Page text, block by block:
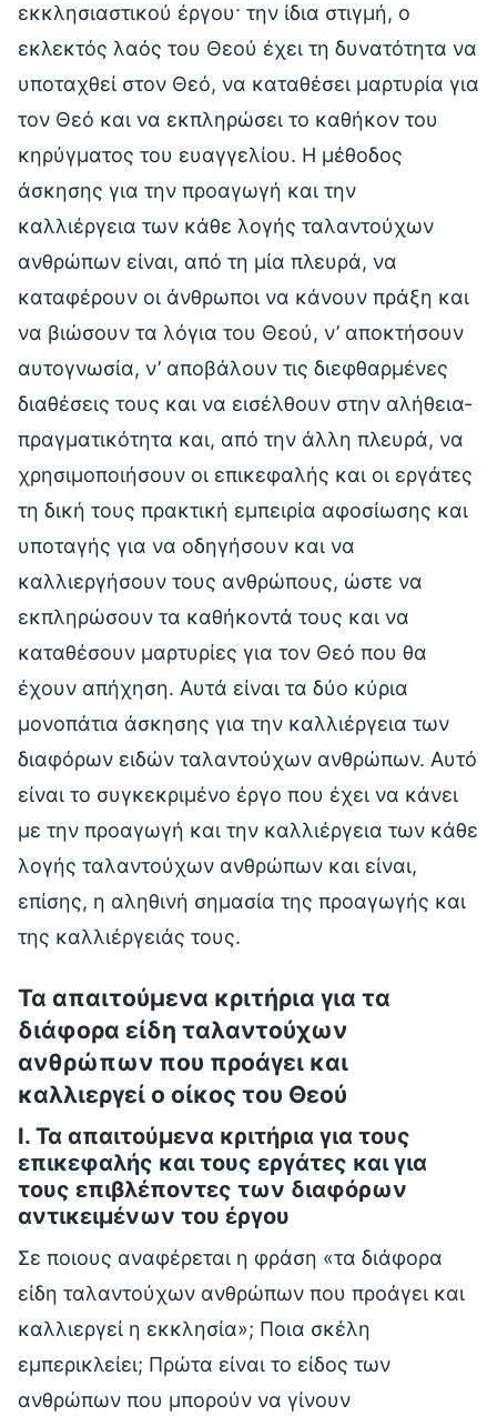
εκκλησιαστικού έργου· την ίδια στιγμή, ο
εκλεκτός λαός του Θεού έχει τη δυνατότητα να
υποταχθεί στον Θεό, να καταθέσει μαρτυρία για
τον Θεό και να εκπληρώσει το καθήκον του
κηρύγματος του ευαγγελίου. Η μέθοδος
άσκησης για την προαγωγή και την
καλλιέργεια των κάθε λογής ταλαντούχων
ανθρώπων είναι, από τη μία πλευρά, να
καταφέρουν οι άνθρωποι να κάνουν πράξη και
να βιώσουν τα λόγια του Θεού, ν’ αποκτήσουν
αυτογνωσία, ν’ αποβάλουν τις διεφθαρμένες
διαθέσεις τους και να εισέλθουν στην αλήθεια-
πραγματικότητα και, από την άλλη πλευρά, να
χρησιμοποιήσουν οι επικεφαλής και οι εργάτες
τη δική τους πρακτική εμπειρία αφοσίωσης και
υποταγής για να οδηγήσουν και να
καλλιεργήσουν τους ανθρώπους, ώστε να
εκπληρώσουν τα καθήκοντά τους και να
καταθέσουν μαρτυρίες για τον Θεό που θα
έχουν απήχηση. Αυτά είναι τα δύο κύρια
μονοπάτια άσκησης για την καλλιέργεια των
διαφόρων ειδών ταλαντούχων ανθρώπων. Αυτό
είναι το συγκεκριμένο έργο που έχει να κάνει
με την προαγωγή και την καλλιέργεια των κάθε
λογής ταλαντούχων ανθρώπων και είναι,
επίσης, η αληθινή σημασία της προαγωγής και
της καλλιέργειάς τους.
Τα απαιτούμενα κριτήρια για τα
διάφορα είδη ταλαντούχων
ανθρώπων που προάγει και
καλλιεργεί ο οίκος του Θεού
Ι. Τα απαιτούμενα κριτήρια για τους
επικεφαλής και τους εργάτες και για
τους επιβλέποντες των διαφόρων
αντικειμένων του έργου
Σε ποιους αναφέρεται η φράση «τα διάφορα
είδη ταλαντούχων ανθρώπων που προάγει και
καλλιεργεί η εκκλησία»; Ποια σκέλη
εμπερικλείει; Πρώτα είναι το είδος των
ανθρώπων που μπορούν να γίνουν